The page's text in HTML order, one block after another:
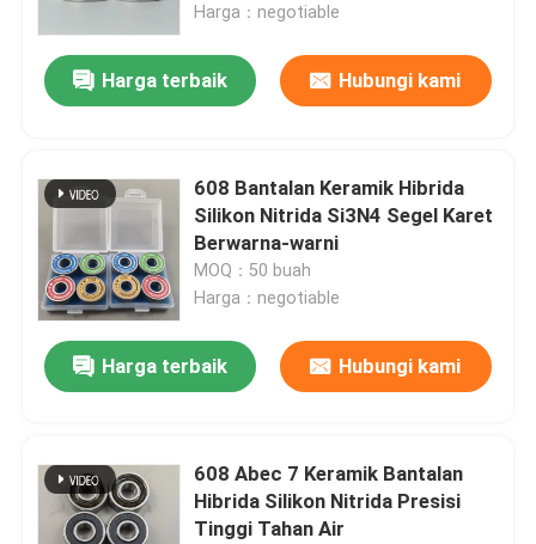
Harga：negotiable
Harga terbaik Hubungi kami
608 Bantalan Keramik Hibrida
Silikon Nitrida Si3N4 Segel Karet
Berwarna-warni
MOQ：50 buah
Harga：negotiable
Harga terbaik Hubungi kami
608 Abec 7 Keramik Bantalan
Hibrida Silikon Nitrida Presisi
Tinggi Tahan Air